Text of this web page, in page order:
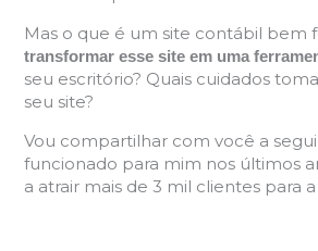
Mas o que é um site contábil bem
transformar esse site em uma
seu escritório? Quais cuidados
seu site?
Vou compartilhar com você a
funcionado para mim nos últimos
a atrair mais de 3 mil clientes para a